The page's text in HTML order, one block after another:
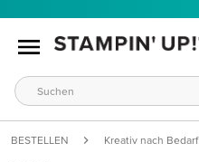
BESTELLEN Kreativ nach Bedarf